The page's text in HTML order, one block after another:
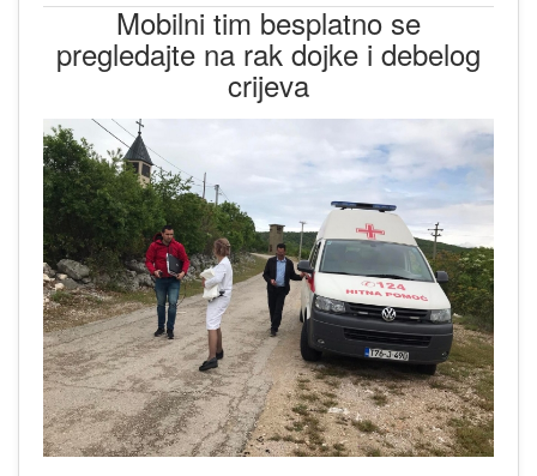
Mobilni tim besplatno se
pregledajte na rak dojke i debelog
crijeva